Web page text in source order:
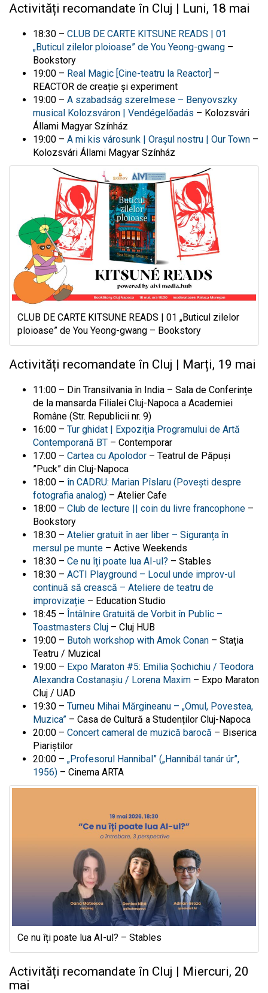
Activități recomandate în Cluj | Luni, 18 mai
18:30 – CLUB DE CARTE KITSUNE READS | 01
„Buticul zilelor ploioase” de You Yeong-gwang –
Bookstory
19:00 – Real Magic [Cine-teatru la Reactor] –
REACTOR de creație și experiment
19:00 – A szabadság szerelmese – Benyovszky
musical Kolozsváron | Vendégelőadás – Kolozsvári
Állami Magyar Színház
19:00 – A mi kis városunk | Orașul nostru | Our Town –
Kolozsvári Állami Magyar Színház
CLUB DE CARTE KITSUNE READS | 01 „Buticul zilelor
ploioase” de You Yeong-gwang – Bookstory
Activități recomandate în Cluj | Marți, 19 mai
11:00 – Din Transilvania în India – Sala de Conferințe
de la mansarda Filialei Cluj-Napoca a Academiei
Române (Str. Republicii nr. 9)
16:00 – Tur ghidat | Expoziția Programului de Artă
Contemporană BT – Contemporar
17:00 – Cartea cu Apolodor – Teatrul de Păpuși
”Puck” din Cluj-Napoca
18:00 – în CADRU: Marian Pîslaru (Povești despre
fotografia analog) – Atelier Cafe
18:00 – Club de lecture || coin du livre francophone –
Bookstory
18:30 – Atelier gratuit în aer liber – Siguranța în
mersul pe munte – Active Weekends
18:30 – Ce nu îți poate lua AI-ul? – Stables
18:30 – ACTI Playground – Locul unde improv-ul
continuă să crească – Ateliere de teatru de
improvizație – Education Studio
18:45 – Întâlnire Gratuită de Vorbit în Public –
Toastmasters Cluj – Cluj HUB
19:00 – Butoh workshop with Amok Conan – Stația
Teatru / Muzical
19:00 – Expo Maraton #5: Emilia Șochichiu / Teodora
Alexandra Costanașiu / Lorena Maxim – Expo Maraton
Cluj / UAD
19:30 – Turneu Mihai Mărgineanu – „Omul, Povestea,
Muzica” – Casa de Cultură a Studenților Cluj-Napoca
20:00 – Concert cameral de muzică barocă – Biserica
Piariștilor
20:00 – „Profesorul Hannibal” („Hannibál tanár úr”,
1956) – Cinema ARTA
Ce nu îți poate lua AI-ul? – Stables
Activități recomandate în Cluj | Miercuri, 20
mai